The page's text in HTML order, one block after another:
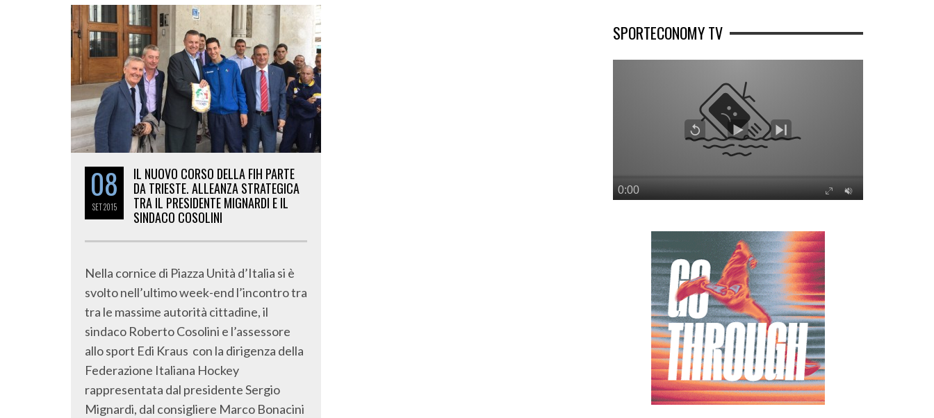
08
SET2015
IL NUOVO CORSO DELLA FIH PARTE
DA TRIESTE. ALLEANZA STRATEGICA
TRA IL PRESIDENTE MIGNARDI E IL
SINDACO COSOLINI
Nella cornice di Piazza Unità d’Italia si è
svolto nell’ultimo week-end l’incontro tra
tra le massime autorità cittadine, il
sindaco Roberto Cosolini e l’assessore
allo sport Edi Kraus con la dirigenza della
Federazione Italiana Hockey
rappresentata dal presidente Sergio
Mignardi, dal consigliere Marco Bonacini
SPORTECONOMY TV